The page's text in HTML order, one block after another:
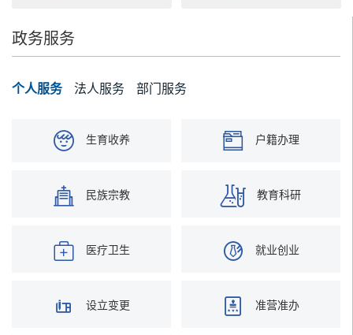
政务服务
个人服务 法人服务 部门服务
生育收养 户籍办理
民族宗教 教育科研
医疗卫生 就业创业
设立变更 准营准办